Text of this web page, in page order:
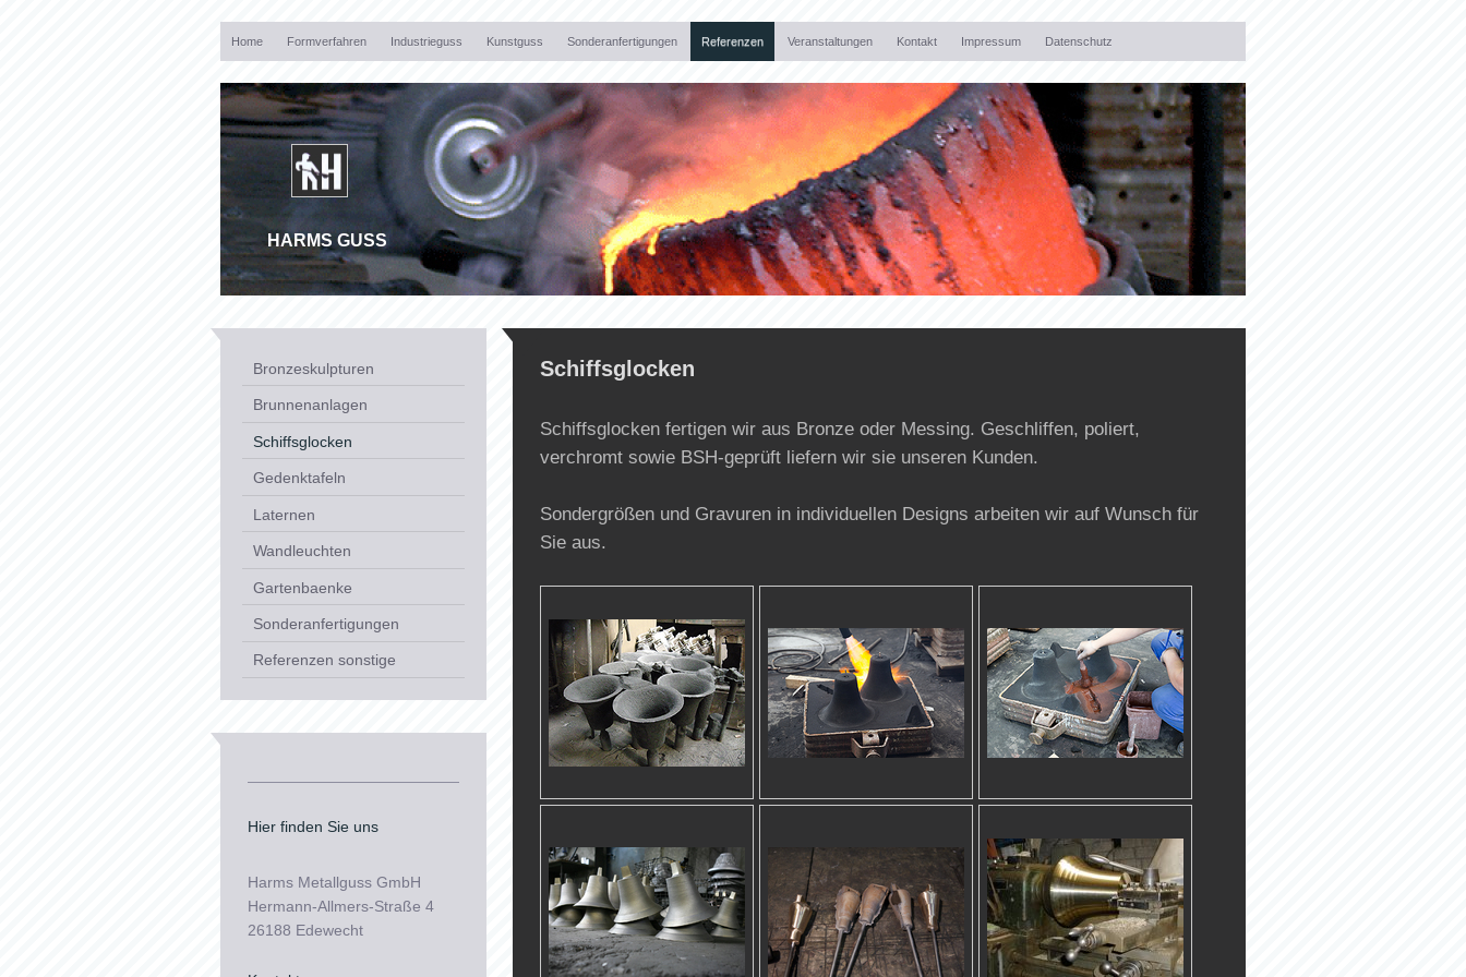
Home Formverfahren Industrieguss Kunstguss Sonderanfertigungen Referenzen Veranstaltungen Kontakt Impressum Datenschutz
HARMS GUSS
Schiffsglocken
Schiffsglocken fertigen wir aus Bronze oder Messing. Geschliffen, poliert,
verchromt sowie BSH-geprüft liefern wir sie unseren Kunden.
Sondergrößen und Gravuren in individuellen Designs arbeiten wir auf Wunsch für
Sie aus.
Bronzeskulpturen
Brunnenanlagen
Schiffsglocken
Gedenktafeln
Laternen
Wandleuchten
Gartenbaenke
Sonderanfertigungen
Referenzen sonstige
Hier finden Sie uns
Harms Metallguss GmbH
Hermann-Allmers-Straße 4
26188 Edewecht